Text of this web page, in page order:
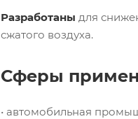
Разработаны для
сжатого воздуха.
Сферы
• автомобильная